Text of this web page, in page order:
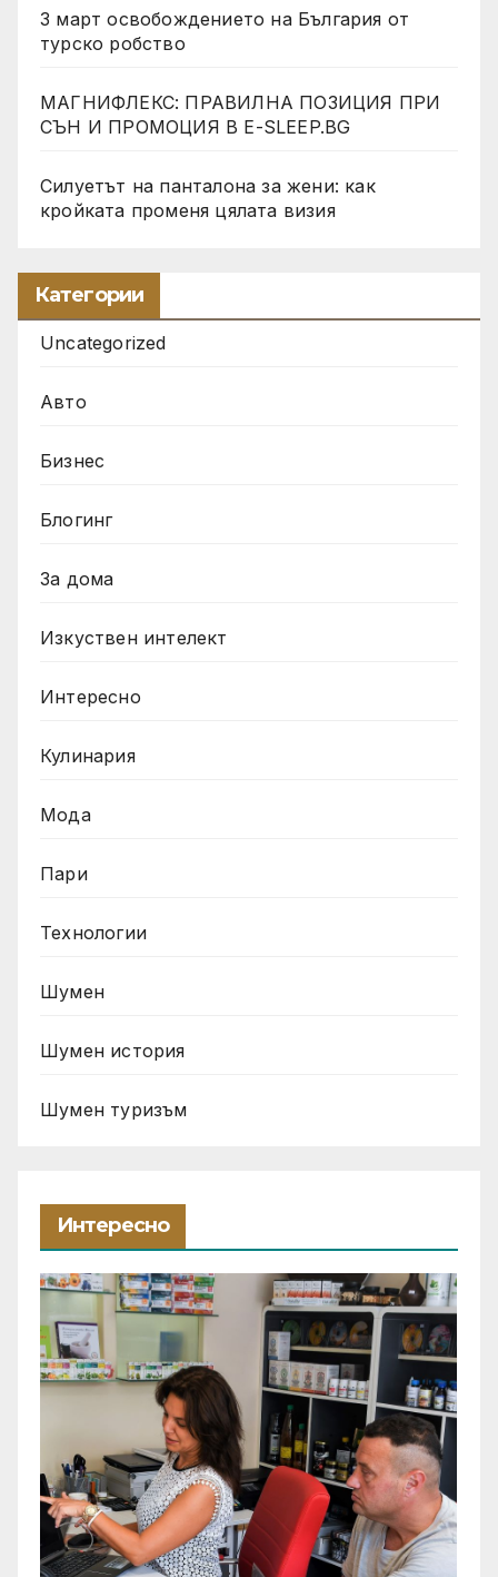
3 март освобождението на България от
турско робство
МАГНИФЛЕКС: ПРАВИЛНА ПОЗИЦИЯ ПРИ
СЪН И ПРОМОЦИЯ В Е-SLEEP.BG
Силуетът на панталона за жени: как
кройката променя цялата визия
Категории
Uncategorized
Авто
Бизнес
Блогинг
За дома
Изкуствен интелект
Интересно
Кулинария
Мода
Пари
Технологии
Шумен
Шумен история
Шумен туризъм
Интересно